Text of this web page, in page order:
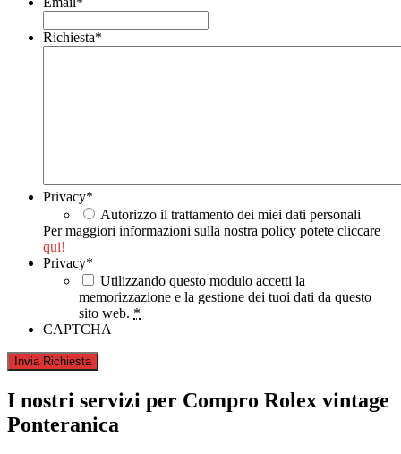
Richiesta*
Privacy*
Autorizzo il trattamento dei miei dati personali
Per maggiori informazioni sulla nostra policy potete cliccare
qui!
Privacy*
Utilizzando questo modulo accetti la
memorizzazione e la gestione dei tuoi dati da questo
sito web. *
CAPTCHA
I nostri servizi per Compro Rolex vintage
Ponteranica